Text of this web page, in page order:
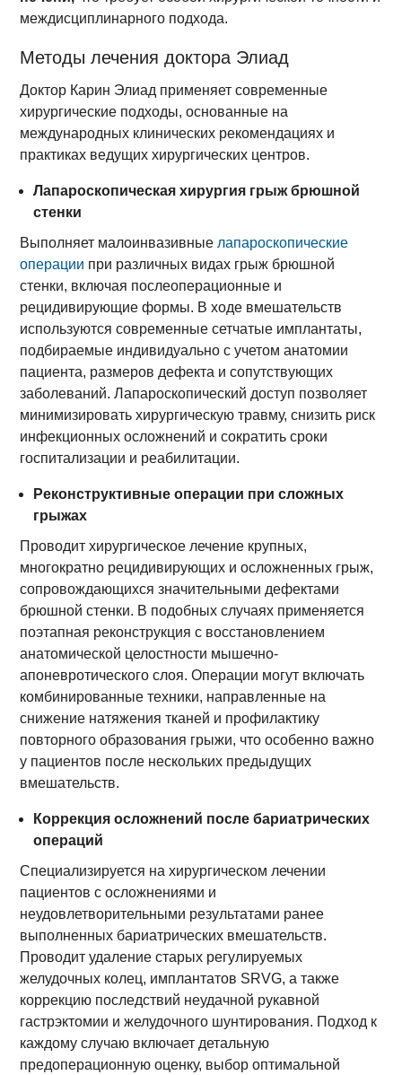
междисциплинарного подхода.
Методы лечения доктора Элиад
Доктор Карин Элиад применяет современные
хирургические подходы, основанные на
международных клинических рекомендациях и
практиках ведущих хирургических центров.
Лапароскопическая хирургия грыж брюшной
стенки
Выполняет малоинвазивные лапароскопические
операции при различных видах грыж брюшной
стенки, включая послеоперационные и
рецидивирующие формы. В ходе вмешательств
используются современные сетчатые имплантаты,
подбираемые индивидуально с учетом анатомии
пациента, размеров дефекта и сопутствующих
заболеваний. Лапароскопический доступ позволяет
минимизировать хирургическую травму, снизить риск
инфекционных осложнений и сократить сроки
госпитализации и реабилитации.
Реконструктивные операции при сложных
грыжах
Проводит хирургическое лечение крупных,
многократно рецидивирующих и осложненных грыж,
сопровождающихся значительными дефектами
брюшной стенки. В подобных случаях применяется
поэтапная реконструкция с восстановлением
анатомической целостности мышечно-
апоневротического слоя. Операции могут включать
комбинированные техники, направленные на
снижение натяжения тканей и профилактику
повторного образования грыжи, что особенно важно
у пациентов после нескольких предыдущих
вмешательств.
Коррекция осложнений после бариатрических
операций
Специализируется на хирургическом лечении
пациентов с осложнениями и
неудовлетворительными результатами ранее
выполненных бариатрических вмешательств.
Проводит удаление старых регулируемых
желудочных колец, имплантатов SRVG, а также
коррекцию последствий неудачной рукавной
гастрэктомии и желудочного шунтирования. Подход к
каждому случаю включает детальную
предоперационную оценку, выбор оптимальной